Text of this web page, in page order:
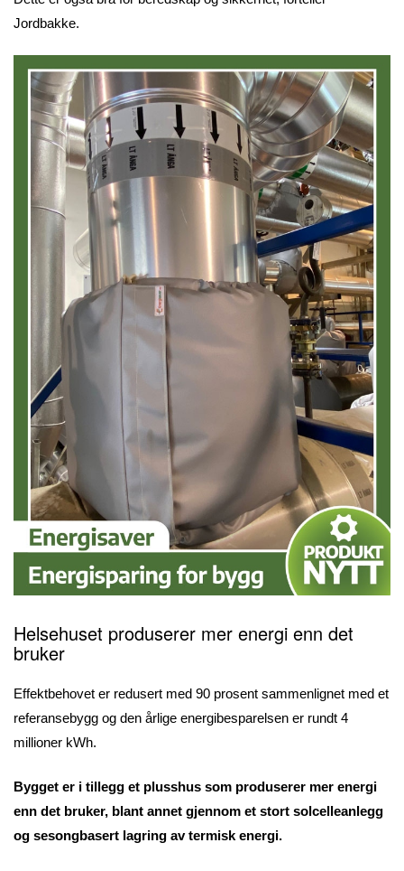
Jordbakke.
Helsehuset produserer mer energi enn det
bruker
Effektbehovet er redusert med 90 prosent sammenlignet med et
referansebygg og den årlige energibesparelsen er rundt 4
millioner kWh.
Bygget er i tillegg et plusshus som produserer mer energi
enn det bruker, blant annet gjennom et stort solcelleanlegg
og sesongbasert lagring av termisk energi.